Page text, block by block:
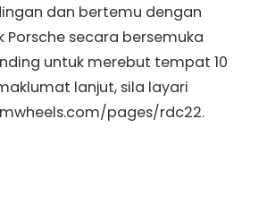
dan bertemu dengan
secara bersemuka
untuk merebut tempat 10
lanjut, sila layari
pages/rdc22.